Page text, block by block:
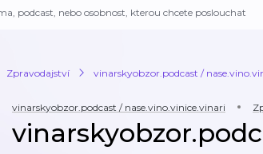
Zpravodajství vinarskyobzor.podcast /
vinarskyobzor.podcast / nase.vino.vinice.vinari